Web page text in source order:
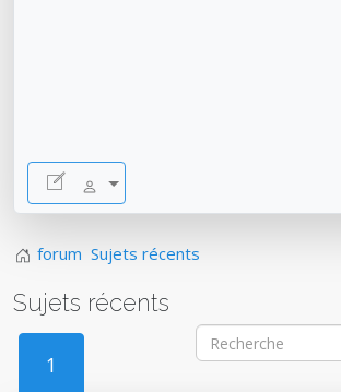
forum Sujets récents
Sujets récents
1